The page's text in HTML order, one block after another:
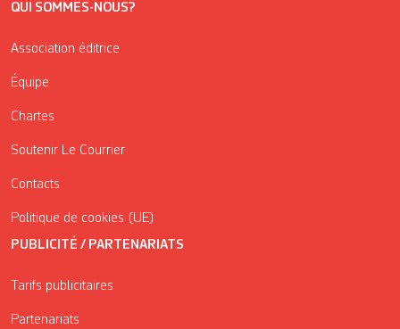
QUI SOMMES-NOUS?
Association éditrice
Équipe
Chartes
Soutenir Le Courrier
Contacts
Politique de cookies (UE)
PUBLICITÉ / PARTENARIATS
Tarifs publicitaires
Partenariats